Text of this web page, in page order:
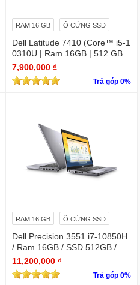
RAM 16 GB Ổ CỨNG SSD
Dell Latitude 7410 (Core™ i5-1
0310U | Ram 16GB | 512 GB S
SD | 14.0inch FHD) 2 in 1 cảm
ứng
7,900,000 ₫
Trả góp 0%
RAM 16 GB Ổ CỨNG SSD
Dell Precision 3551 i7-10850H
/ Ram 16GB / SSD 512GB / Mà
n 15.6″ IPS Full HD 1920×1080
IPS / VGA NVIDIA Quadro P62
0
11,200,000 ₫
Trả góp 0%